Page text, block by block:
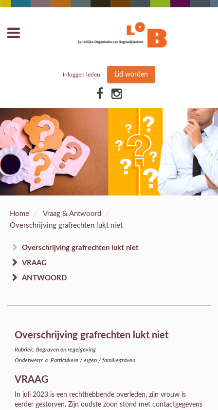
Inloggen leden Lid worden
Home / Vraag & Antwoord /
Overschrijving grafrechten lukt niet
Overschrijving grafrechten lukt niet
VRAAG
ANTWOORD
Overschrijving grafrechten lukt niet
Rubriek: Begraven en regelgeving
Onderwerp: a. Particuliere / eigen / familiegraven
VRAAG
In juli 2023 is een rechthebbende overleden, zijn vrouw is
eerder gestorven. Zijn oudste zoon stond met contactgegevens